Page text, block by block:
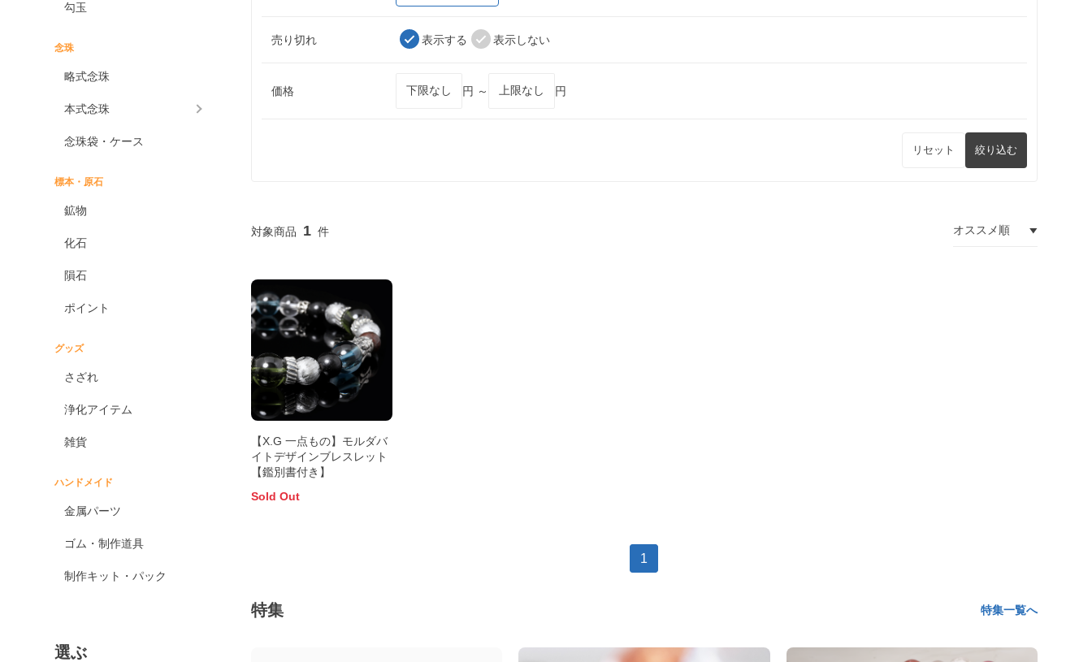
勾玉
念珠
略式念珠
本式念珠
念珠袋・ケース
標本・原石
鉱物
化石
隕石
ポイント
グッズ
さざれ
浄化アイテム
雑貨
ハンドメイド
金属パーツ
ゴム・制作道具
制作キット・パック
選ぶ
売り切れ 表示する 表示しない
価格 円 ～ 円
リセット 絞り込む
1
【X.G 一点もの】モルダバ
イトデザインブレスレット
【鑑別書付き】
Sold Out
1
特集 特集一覧へ